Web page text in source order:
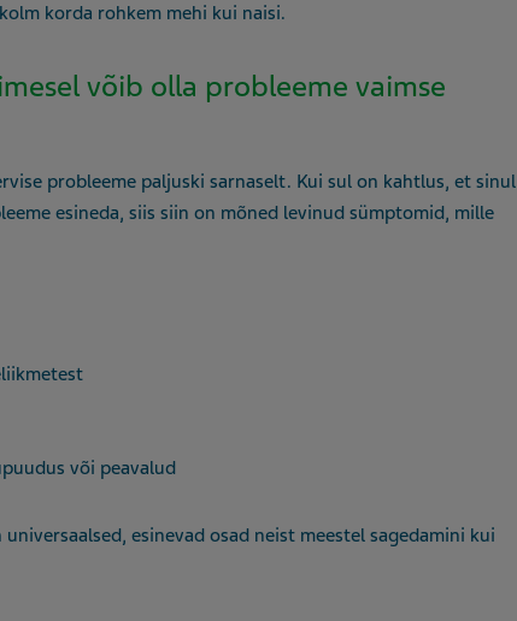
korda rohkem mehi kui naisi.
võib olla probleeme vaimse
probleeme paljuski sarnaselt. Kui sul on kahtlus, et sinul
esineda, siis siin on mõned levinud sümptomid, mille
või peavalud
esinevad osad neist meestel sagedamini kui